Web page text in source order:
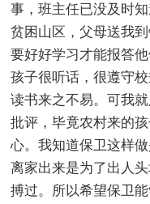
事，班主任已没及时
贫困山区，父母送我
要好好学习才能报答
孩子很听话，很遵守
读书来之不易。可我
批评，毕竟农村来的
心。我知道保卫这样
离家出来是为了出人
搏过。所以希望保卫